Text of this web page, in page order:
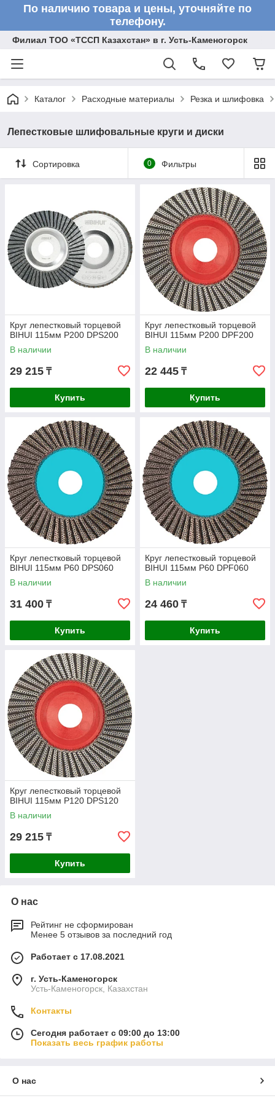
По наличию товара и цены, уточняйте по
телефону.
Филиал ТОО «ТССП Казахстан» в г. Усть-Каменогорск
Каталог Расходные материалы Резка и шлифовка
Лепестковые шлифовальные круги и диски
Сортировка 0 Фильтры
Круг лепестковый торцевой
BIHUI 115мм P200 DPS200
В наличии
29 215 ₸
Купить
Круг лепестковый торцевой
BIHUI 115мм P200 DPF200
В наличии
22 445 ₸
Купить
Круг лепестковый торцевой
BIHUI 115мм P60 DPS060
В наличии
31 400 ₸
Купить
Круг лепестковый торцевой
BIHUI 115мм P60 DPF060
В наличии
24 460 ₸
Купить
Круг лепестковый торцевой
BIHUI 115мм P120 DPS120
В наличии
29 215 ₸
Купить
О нас
Рейтинг не сформирован
Менее 5 отзывов за последний год
Работает с 17.08.2021
г. Усть-Каменогорск
Усть-Каменогорск, Казахстан
Контакты
Сегодня работает с 09:00 до 13:00
Показать весь график работы
О нас